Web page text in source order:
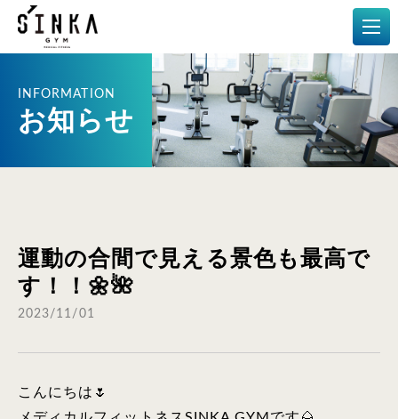
メディカルフィッ
お知らせ
運動の合間で見える景色も最高で
す！！🌼🌺
2023/11/01
こんにちは🌷